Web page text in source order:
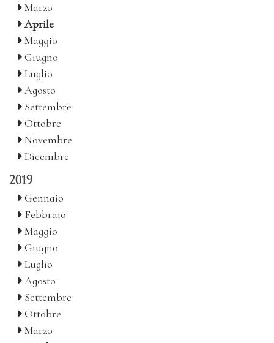
Marzo
Aprile
Maggio
Giugno
Luglio
Agosto
Settembre
Ottobre
Novembre
Dicembre
2019
Gennaio
Febbraio
Maggio
Giugno
Luglio
Agosto
Settembre
Ottobre
Marzo